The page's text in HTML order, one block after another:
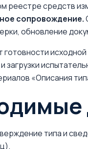
реестре средств
сопровождение.
обновление
готовности
загрузки
«Описания
типа и